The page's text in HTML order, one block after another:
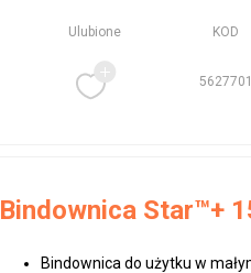
Ulubione KOD
5627701
Bindownica Star™+
Bindownica do użytku w